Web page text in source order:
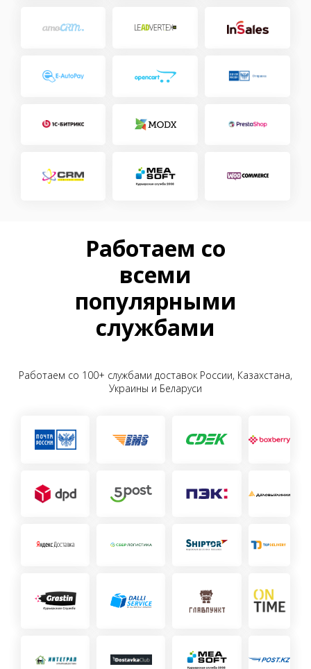
Работаем со
всеми
популярными
службами
Работаем со 100+ службами доставок России, Казахстана,
Украины и Беларуси